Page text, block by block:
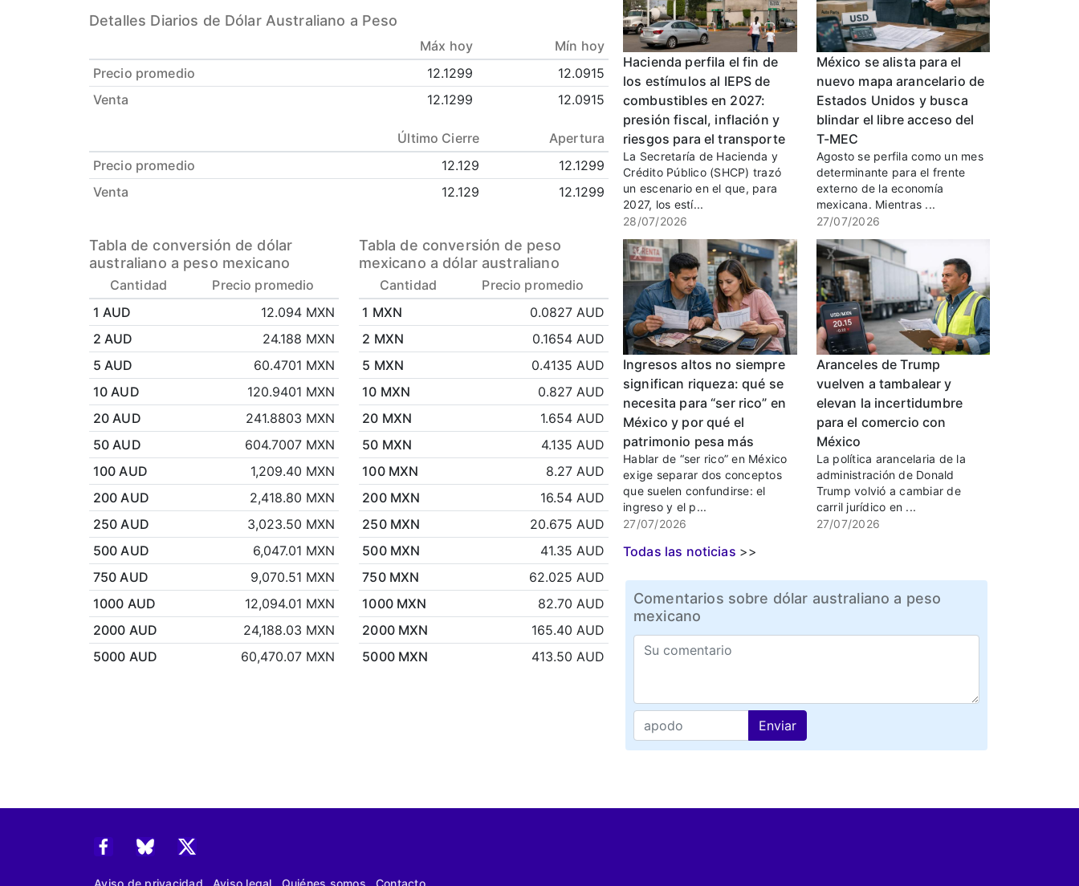
Detalles Diarios de Dólar Australiano a Peso
Máx hoy
Mín hoy
Precio promedio
12.1299
12.0915
Venta
12.1299 12.0915
Último Cierre
Apertura
Precio promedio
12.129
12.1299
Venta
12.129 12.1299
Tabla de conversión de dólar
australiano a peso mexicano
Cantidad
Precio promedio
1 AUD
12.094 MXN
2 AUD
24.188 MXN
5 AUD
60.4701 MXN
10 AUD
120.9401 MXN
20 AUD
241.8803 MXN
50 AUD
604.7007 MXN
100 AUD
1,209.40 MXN
200 AUD
2,418.80 MXN
250 AUD
3,023.50 MXN
500 AUD
6,047.01 MXN
750 AUD
9,070.51 MXN
1000 AUD
12,094.01 MXN
2000 AUD
24,188.03 MXN
5000 AUD
60,470.07 MXN
Tabla de conversión de peso
mexicano a dólar australiano
Cantidad
Precio promedio
1 MXN
0.0827 AUD
2 MXN
0.1654 AUD
5 MXN
0.4135 AUD
10 MXN
0.827 AUD
20 MXN
1.654 AUD
50 MXN
4.135 AUD
100 MXN
8.27 AUD
200 MXN
16.54 AUD
250 MXN
20.675 AUD
500 MXN
41.35 AUD
750 MXN
62.025 AUD
1000 MXN
82.70 AUD
2000 MXN
165.40 AUD
5000 MXN
413.50 AUD
Hacienda perfila el fin de
los estímulos al IEPS de
combustibles en 2027:
presión fiscal, inflación y
riesgos para el transporte
La Secretaría de Hacienda y
Crédito Público (SHCP) trazó
un escenario en el que, para
2027, los estí...
28/07/2026
México se alista para el
nuevo mapa arancelario de
Estados Unidos y busca
blindar el libre acceso del
T-MEC
Agosto se perfila como un mes
determinante para el frente
externo de la economía
mexicana. Mientras ...
27/07/2026
Ingresos altos no siempre
significan riqueza: qué se
necesita para “ser rico” en
México y por qué el
patrimonio pesa más
Hablar de “ser rico” en México
exige separar dos conceptos
que suelen confundirse: el
ingreso y el p...
27/07/2026
Aranceles de Trump
vuelven a tambalear y
elevan la incertidumbre
para el comercio con
México
La política arancelaria de la
administración de Donald
Trump volvió a cambiar de
carril jurídico en ...
27/07/2026
Todas las noticias >>
Comentarios sobre dólar australiano a peso
mexicano
Enviar